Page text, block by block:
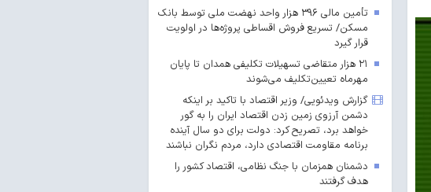
تأمین مالی ۳۹۶ هزار واحد نهضت ملی توسط بانک
مسکن/ تسریع فروش اقساطی پروژه‌ها در اولویت
قرار گیرد
۲۱ هزار متقاضی تسهیلات تکلیفی همدان تا پایان
مهرماه تعیین‌تکلیف می‌شوند
گزارش ویدئویی/ وزیر اقتصاد با تاکید بر اینکه
دشمن آرزوی زمین زدن اقتصاد ایران را به گور
خواهد برد، تصریح کرد: دولت برای دو سال آینده
برنامه مقاومت اقتصادی دارد، مردم نگران نباشند
دشمنان همزمان با جنگ نظامی، اقتصاد کشور را
هدف گرفتند